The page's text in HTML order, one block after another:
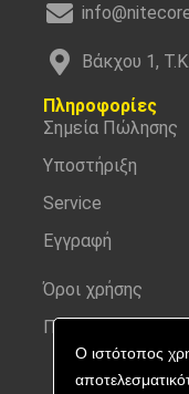
Ο ιστότοπος
Βάκχου 1,
Πληροφορίες
Σημεία Πώλησης
Υποστήριξη
Service
Εγγραφή
Όροι χρήσης
Προσωπικά